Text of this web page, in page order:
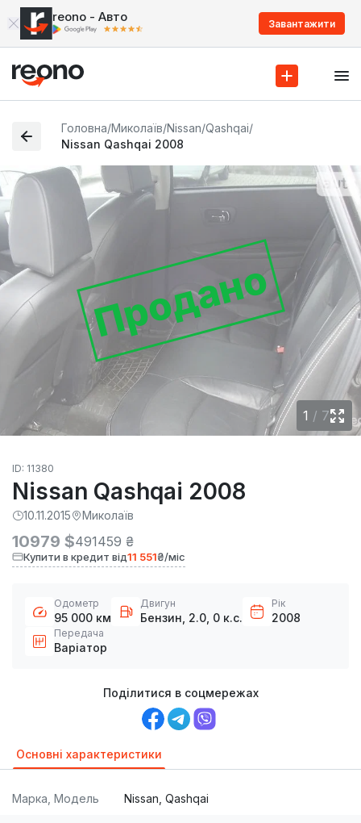
reono - Авто Завантажити
Головна/Миколаїв/Nissan/Qashqai/
Nissan Qashqai 2008
Продано
1 / 7
ID: 11380
Nissan Qashqai 2008
10.11.2015 Миколаїв
10979 $491459 ₴
Купити в кредит від11 551₴/міс
Одометр
95 000 км
Двигун
Бензин, 2.0, 0 к.с.
Рік
2008
Передача
Варіатор
Поділитися в соцмережах
Основні характеристики
Марка, Модель Nissan, Qashqai